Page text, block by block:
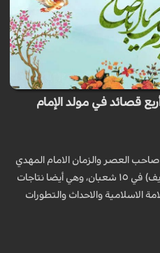
قصائد في مولد الإمام
العصر والزمان الامام المهدي
المنتظر (عجَّلَ الله تعالى فرَجَهُ الشريف) في ١٥ شعبان، وهي أيضا نتاجات
الاسلامية والاحداث والتطورات